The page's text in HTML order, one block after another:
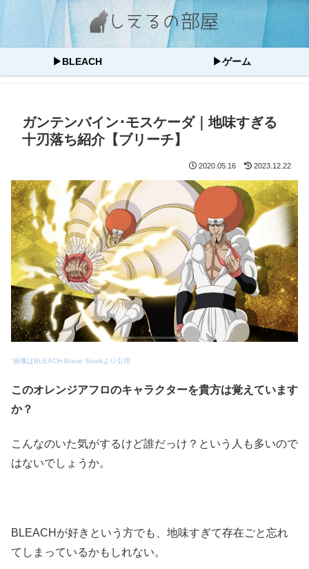
▶BLEACH ▶ゲーム
ガンテンバイン･モスケーダ｜地味すぎる
十刃落ち紹介【ブリーチ】
2020.05.16 2023.12.22
“画像はBLEACH Brave Soulsより引用
このオレンジアフロのキャラクターを貴方は覚えています
か？
こんなのいた気がするけど誰だっけ？という人も多いので
はないでしょうか。
BLEACHが好きという方でも、地味すぎて存在ごと忘れ
てしまっているかもしれない。